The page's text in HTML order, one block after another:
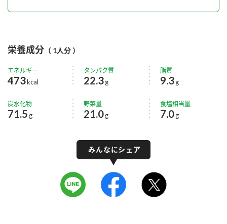
栄養成分 （ 1人分 ）
エネルギー
473kcal
タンパク質
22.3g
脂質
9.3 g
炭水化物
71.5 g
野菜量
21.0g
食塩相当量
7.0 g